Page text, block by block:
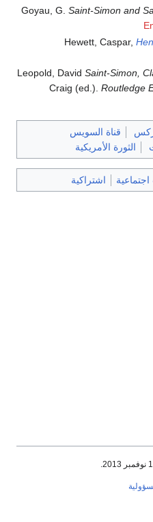
Goyau, G. Saint-Simon and
Hewett, Caspar,
Leopold, David Saint-Simon,
Craig (ed.). Routledge
قناة السويس
الثورة الأمريكية
اشتراكية